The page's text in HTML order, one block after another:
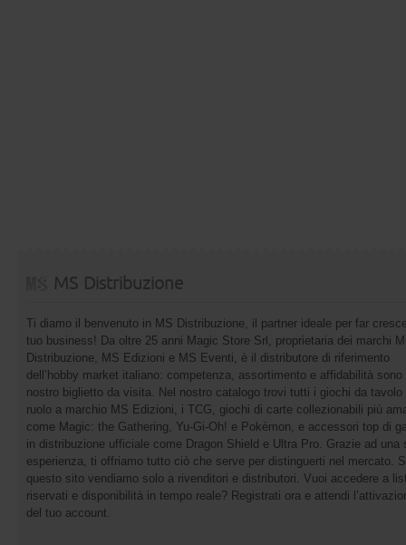
MS Distribuzione
Ti diamo il benvenuto in MS Distribuzione, il partner ideale per far
tuo business! Da oltre 25 anni Magic Store Srl, proprietaria dei marchi
Distribuzione, MS Edizioni e MS Eventi, è il distributore di riferimento
dell’hobby market italiano: competenza, assortimento e affidabilità sono
nostro biglietto da visita. Nel nostro catalogo trovi tutti i giochi da tavolo
ruolo a marchio MS Edizioni, i TCG, giochi di carte collezionabili più
come Magic: the Gathering, Yu-Gi-Oh! e Pokémon, e accessori top di
in distribuzione ufficiale come Dragon Shield e Ultra Pro. Grazie ad una
esperienza, ti offriamo tutto ciò che serve per distinguerti nel mercato.
questo sito vendiamo solo a rivenditori e distributori. Vuoi accedere a
riservati e disponibilità in tempo reale? Registrati ora e attendi
del tuo account.